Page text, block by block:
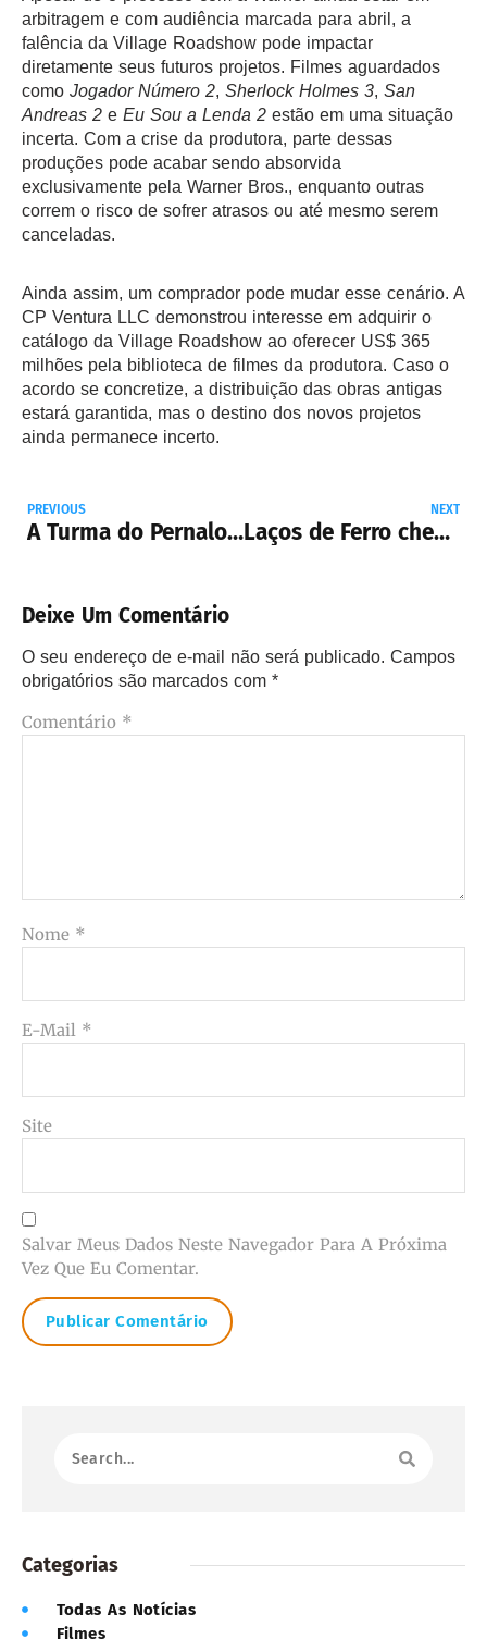
arbitragem e com audiência marcada para abril, a
falência da Village Roadshow pode impactar
diretamente seus futuros projetos. Filmes aguardados
como Jogador Número 2, Sherlock Holmes 3, San
Andreas 2 e Eu Sou a Lenda 2 estão em uma situação
incerta. Com a crise da produtora, parte dessas
produções pode acabar sendo absorvida
exclusivamente pela Warner Bros., enquanto outras
correm o risco de sofrer atrasos ou até mesmo serem
canceladas.
Ainda assim, um comprador pode mudar esse cenário. A
CP Ventura LLC demonstrou interesse em adquirir o
catálogo da Village Roadshow ao oferecer US$ 365
milhões pela biblioteca de filmes da produtora. Caso o
acordo se concretize, a distribuição das obras antigas
estará garantida, mas o destino dos novos projetos
ainda permanece incerto.
PREVIOUS
A Turma do Pernalonga se despedindo da Max
NEXT
Laços de Ferro chega ao Looke, assista ao trailer
Deixe Um Comentário
O seu endereço de e-mail não será publicado. Campos
obrigatórios são marcados com *
Comentário *
Nome *
E-Mail *
Site
Salvar Meus Dados Neste Navegador Para A Próxima
Vez Que Eu Comentar.
Categorias
Todas As Notícias
Filmes